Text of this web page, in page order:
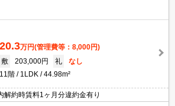
20.3万円(管理費等：8,000円)
敷
203,000円 礼
なし
11階
1LDK 44.98m²
解約時賃料1ヶ月分違約金有り